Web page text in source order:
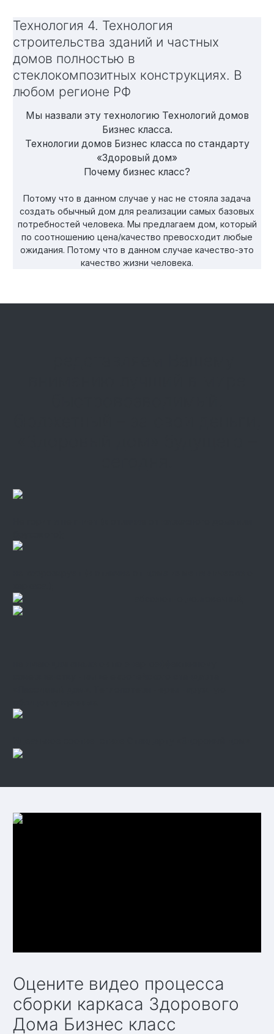
Технология 4. Технология
строительства зданий и частных
домов полностью в
стеклокомпозитных конструкциях. В
любом регионе РФ
Мы назвали эту технологию Технологий домов
Бизнес класса.
Технологии домов Бизнес класса по стандарту
«Здоровый дом»
Почему бизнес класс?
Потому что в данном случае у нас не стояла задача
создать обычный дом для реализации самых базовых
потребностей человека. Мы предлагаем дом, который
по соотношению цена/качество превосходит любые
ожидания. Потому что в данном случае качество-это
качество жизни человека.
Оцените видео процесса
сборки каркаса Здорового
Дома Бизнес класс